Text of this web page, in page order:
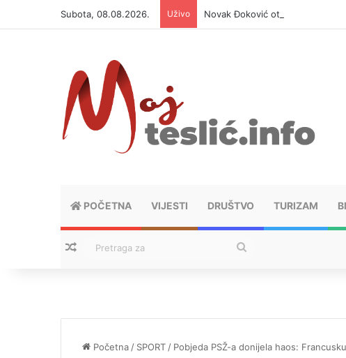
Subota, 08.08.2026. Uživo Novak Đoković otvorio dušu:
POČETNA VIJESTI DRUŠTVO TURIZAM
Nasumični tekstovi
Početna/ SPORT/ Pobjeda PSŽ-a donijela haos: